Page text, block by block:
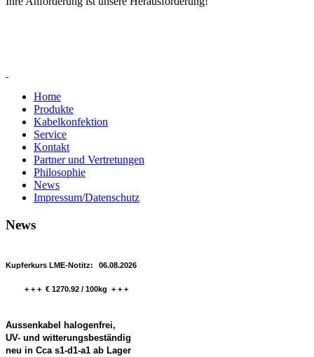
Home
Produkte
Kabelkonfektion
Service
Kontakt
Partner und Vertretungen
Philosophie
News
Impressum/Datenschutz
News
Kupferkurs LME-Notitz: 06.08.2026
+ + + € 1270.92 / 100kg + + +
Aussenkabel halogenfrei,
UV- und witterungsbeständig
neu in Cca s1-d1-a1 ab Lager